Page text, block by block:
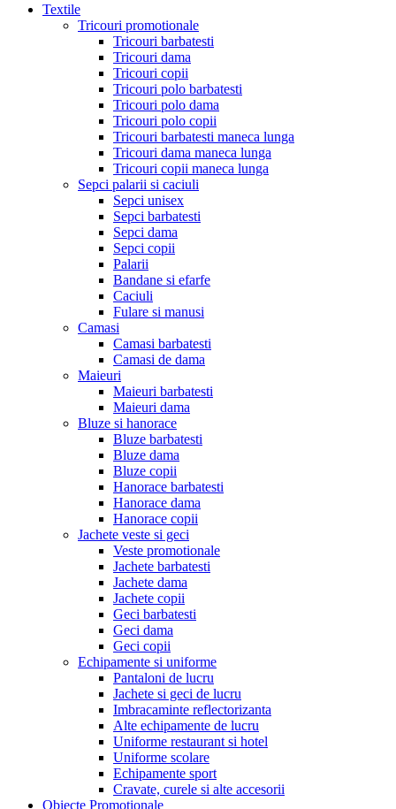
Textile
Tricouri promotionale
Tricouri barbatesti
Tricouri dama
Tricouri copii
Tricouri polo barbatesti
Tricouri polo dama
Tricouri polo copii
Tricouri barbatesti maneca lunga
Tricouri dama maneca lunga
Tricouri copii maneca lunga
Sepci palarii si caciuli
Sepci unisex
Sepci barbatesti
Sepci dama
Sepci copii
Palarii
Bandane si efarfe
Caciuli
Fulare si manusi
Camasi
Camasi barbatesti
Camasi de dama
Maieuri
Maieuri barbatesti
Maieuri dama
Bluze si hanorace
Bluze barbatesti
Bluze dama
Bluze copii
Hanorace barbatesti
Hanorace dama
Hanorace copii
Jachete veste si geci
Veste promotionale
Jachete barbatesti
Jachete dama
Jachete copii
Geci barbatesti
Geci dama
Geci copii
Echipamente si uniforme
Pantaloni de lucru
Jachete si geci de lucru
Imbracaminte reflectorizanta
Alte echipamente de lucru
Uniforme restaurant si hotel
Uniforme scolare
Echipamente sport
Cravate, curele si alte accesorii
Obiecte Promotionale